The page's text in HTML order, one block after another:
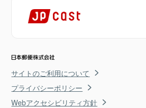
サイトのご利用について
プライバシーポリシー
Webアクセシビリティ方針